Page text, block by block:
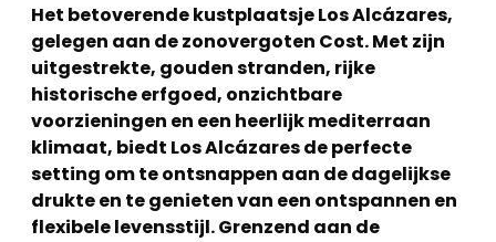
Het betoverende kustplaatsje Los Alcázares,
gelegen aan de zonovergoten Cost. Met zijn
uitgestrekte, gouden stranden, rijke
historische erfgoed, onzichtbare
voorzieningen en een heerlijk mediterraan
klimaat, biedt Los Alcázares de perfecte
setting om te ontsnappen aan de dagelijkse
drukte en te genieten van een ontspannen en
flexibele levensstijl. Grenzend aan de